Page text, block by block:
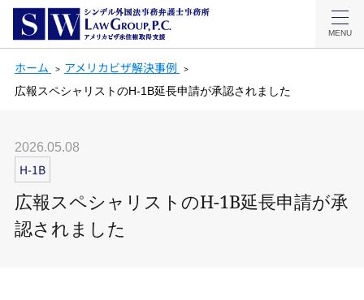
MENU
ホーム アメリカビザ解決事例
広報スペシャリストのH-1B延長申請が承認されました
2026.05.08
H-1B
広報スペシャリストのH-1B延長申請が承
認されました